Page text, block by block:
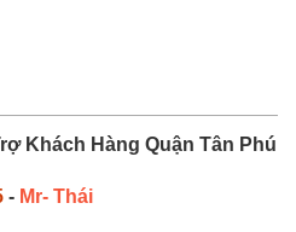
Khách Hàng Quận Tân Phú
- Mr- Thái